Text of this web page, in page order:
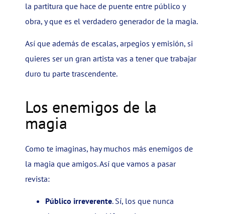
la partitura que hace de puente entre público y
obra, y que es el verdadero generador de la magia.
Así que además de escalas, arpegios y emisión, si
quieres ser un gran artista vas a tener que trabajar
duro tu parte trascendente.
Los enemigos de la
magia
Como te imaginas, hay muchos más enemigos de
la magia que amigos. Así que vamos a pasar
revista:
Público irreverente. Sí, los que nunca